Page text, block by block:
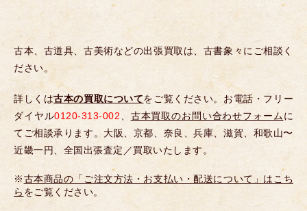
古本、古道具、古美術などの出張買取は、古書象々にご相談く
ださい。
詳しくは古本の買取についてをご覧ください。お電話・フリー
ダイヤル0120-313-002、 古本買取のお問い合わせフォームに
てご相談承ります。大阪、京都、奈良、兵庫、滋賀、和歌山〜
近畿一円、全国出張査定／買取いたします。
※古本商品の「ご注文方法・お支払い・配送について」はこち
ら をご覧ください。